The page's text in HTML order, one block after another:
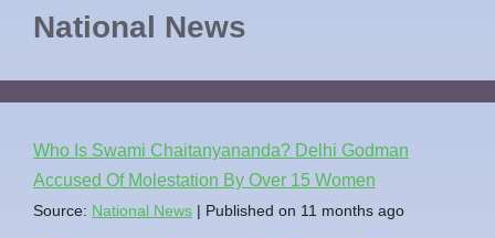
National News
Who Is Swami Chaitanyananda? Delhi Godman
Accused Of Molestation By Over 15 Women
Source: National News Published on 11 months ago